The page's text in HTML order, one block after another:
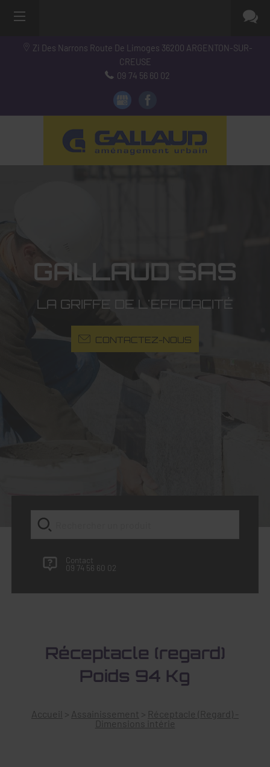
Zi Des Narrons Route De Limoges 36200 ARGENTON-SUR-
CREUSE
09 74 56 60 02
GALLAUD SAS
LA GRIFFE DE L'EFFICACITÉ
CONTACTEZ-NOUS
Contact
09 74 56 60 02
Réceptacle (regard)
Poids 94 Kg
Accueil > Assainissement > Réceptacle (Regard) -
Dimensions intérie